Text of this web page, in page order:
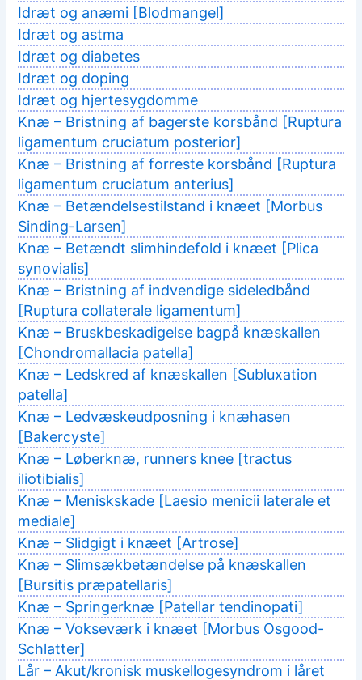
Idræt og anæmi [Blodmangel]
Idræt og astma
Idræt og diabetes
Idræt og doping
Idræt og hjertesygdomme
Knæ – Bristning af bagerste korsbånd [Ruptura
ligamentum cruciatum posterior]
Knæ – Bristning af forreste korsbånd [Ruptura
ligamentum cruciatum anterius]
Knæ – Betændelsestilstand i knæet [Morbus
Sinding-Larsen]
Knæ – Betændt slimhindefold i knæet [Plica
synovialis]
Knæ – Bristning af indvendige sideledbånd
[Ruptura collaterale ligamentum]
Knæ – Bruskbeskadigelse bagpå knæskallen
[Chondromallacia patella]
Knæ – Ledskred af knæskallen [Subluxation
patella]
Knæ – Ledvæskeudposning i knæhasen
[Bakercyste]
Knæ – Løberknæ, runners knee [tractus
iliotibialis]
Knæ – Meniskskade [Laesio menicii laterale et
mediale]
Knæ – Slidgigt i knæet [Artrose]
Knæ – Slimsækbetændelse på knæskallen
[Bursitis præpatellaris]
Knæ – Springerknæ [Patellar tendinopati]
Knæ – Vokseværk i knæet [Morbus Osgood-
Schlatter]
Lår – Akut/kronisk muskellogesyndrom i låret